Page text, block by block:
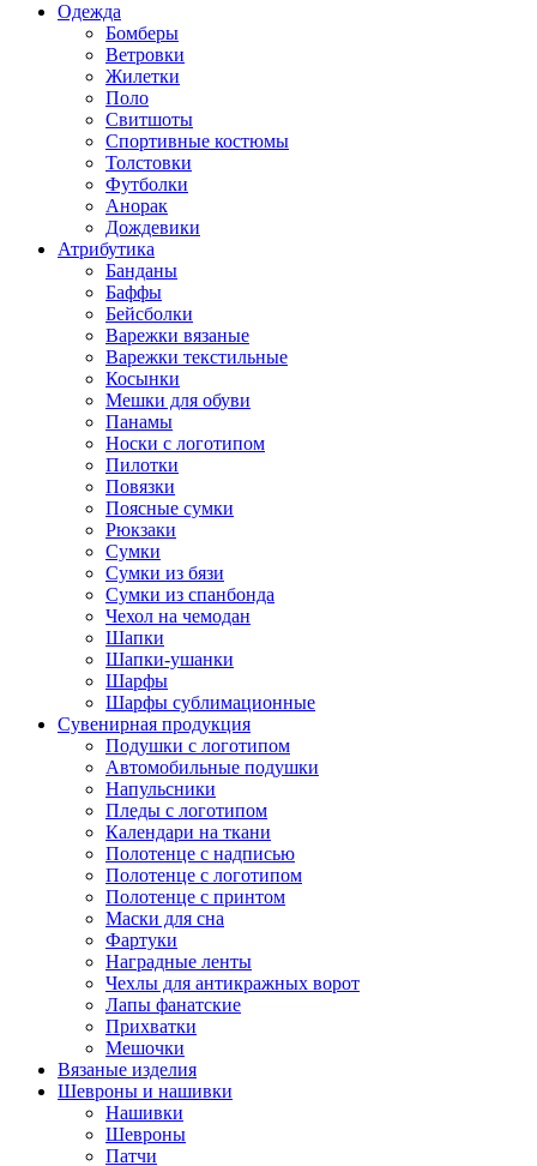
Одежда
Бомберы
Ветровки
Жилетки
Поло
Свитшоты
Спортивные костюмы
Толстовки
Футболки
Анорак
Дождевики
Атрибутика
Банданы
Баффы
Бейсболки
Варежки вязаные
Варежки текстильные
Косынки
Мешки для обуви
Панамы
Носки с логотипом
Пилотки
Повязки
Поясные сумки
Рюкзаки
Сумки
Сумки из бязи
Сумки из спанбонда
Чехол на чемодан
Шапки
Шапки-ушанки
Шарфы
Шарфы сублимационные
Сувенирная продукция
Подушки с логотипом
Автомобильные подушки
Напульсники
Пледы с логотипом
Календари на ткани
Полотенце с надписью
Полотенце с логотипом
Полотенце с принтом
Маски для сна
Фартуки
Наградные ленты
Чехлы для антикражных ворот
Лапы фанатские
Прихватки
Мешочки
Вязаные изделия
Шевроны и нашивки
Нашивки
Шевроны
Патчи